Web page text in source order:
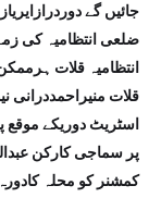
جائیں گے
ضلعی انتظامیہ کی
انتظامیہ قلات
قلات
اسٹریٹ دوریکے موقع
پر سماجی کارکن
کمشنر کو محلہ